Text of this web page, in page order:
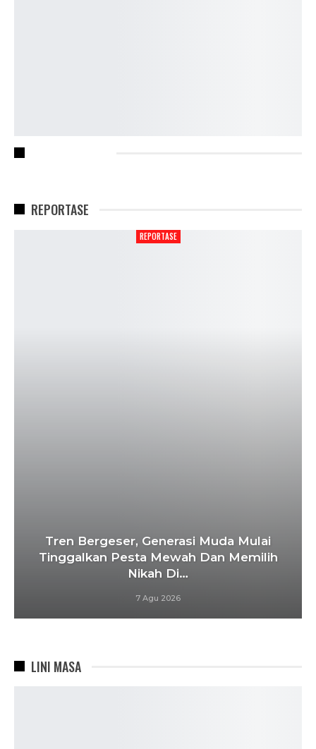
REPORTASE
REPORTASE
Tren Bergeser, Generasi Muda Mulai
Tinggalkan Pesta Mewah Dan Memilih
Nikah Di…
7 Agu 2026
LINI MASA